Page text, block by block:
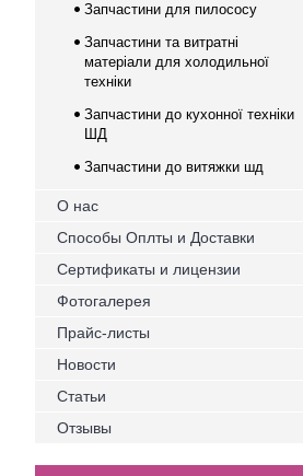
Запчастини для пилососу
Запчастини та витратні
матеріали для холодильної
техніки
Запчастини до кухонної техніки
ШД
Запчастини до витяжки шд
О нас
Способы Оплты и Доставки
Сертификаты и лицензии
Фотогалерея
Прайс-листы
Новости
Статьи
Отзывы